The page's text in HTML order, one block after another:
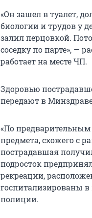
«Он зашел в туалет,
биологии и трудов у
залил перцовкой.
соседку по парте», —
работает на месте ЧП.
Здоровью
передают в
«По
предмета, схожего с
пострадавшая
подросток
рекреации,
госпитализированы
полиции.